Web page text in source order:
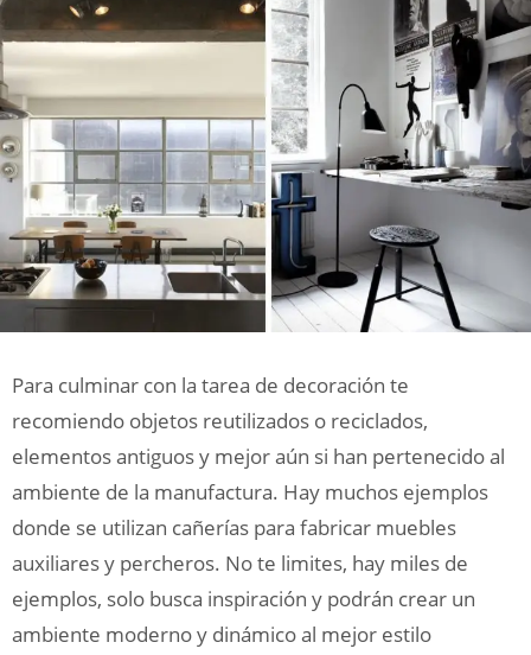
Para culminar con la tarea de decoración te
recomiendo objetos reutilizados o reciclados,
elementos antiguos y mejor aún si han pertenecido al
ambiente de la manufactura. Hay muchos ejemplos
donde se utilizan cañerías para fabricar muebles
auxiliares y percheros. No te limites, hay miles de
ejemplos, solo busca inspiración y podrán crear un
ambiente moderno y dinámico al mejor estilo